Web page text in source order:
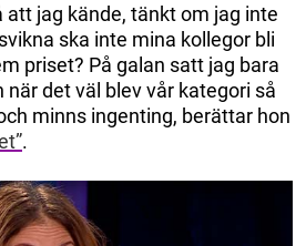
att jag kände, tänkt om jag inte
ska inte mina kollegor bli
priset? På galan satt jag bara
när det väl blev vår kategori så
minns ingenting, berättar hon
.